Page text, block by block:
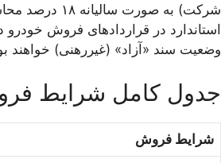
شرکت) به
وضعیت سند «آزاد» (غیررهنی) خواهند
جدول کامل شرایط فروش
شرایط فروش